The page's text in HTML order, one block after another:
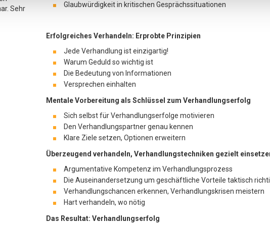
Sehr
Glaubwürdigkeit in kritischen Gesprächssituationen
Erfolgreiches Verhandeln: Erprobte Prinzipien
Jede Verhandlung ist einzigartig!
Warum Geduld so wichtig ist
Die Bedeutung von Informationen
Versprechen einhalten
Mentale Vorbereitung als Schlüssel zum Verhandlungserfolg
Sich selbst für Verhandlungserfolge motivieren
Den Verhandlungspartner genau kennen
Klare Ziele setzen, Optionen erweitern
Überzeugend verhandeln, Verhandlungstechniken gezielt
Argumentative Kompetenz im Verhandlungsprozess
Die Auseinandersetzung um geschäftliche Vorteile taktisch
Verhandlungschancen erkennen, Verhandlungskrisen meistern
Hart verhandeln, wo nötig
Das Resultat: Verhandlungserfolg